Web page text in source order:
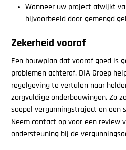
Wanneer uw project afwijkt
bijvoorbeeld door gemengd
Zekerheid vooraf
Een bouwplan dat vooraf goed is
problemen achteraf. DIA Groep
regelgeving te vertalen naar
zorgvuldige onderbouwingen. Zo
soepel vergunningstraject en een
Neem contact op voor een review
ondersteuning bij de